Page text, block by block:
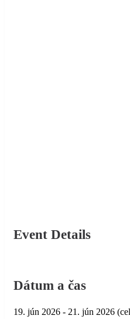
Event Details
Dátum a čas
19. jún 2026 - 21. jún 2026